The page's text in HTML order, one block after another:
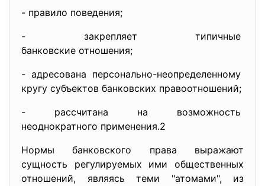
- правило поведения;
- закрепляет типичные
банковские отношения;
- адресована персонально-неопределенному
кругу субъектов банковских правоотношений;
- рассчитана на возможность
неоднократного применения.2
Нормы банковского права выражают
сущность регулируемых ими общественных
отношений, являясь теми "атомами", из